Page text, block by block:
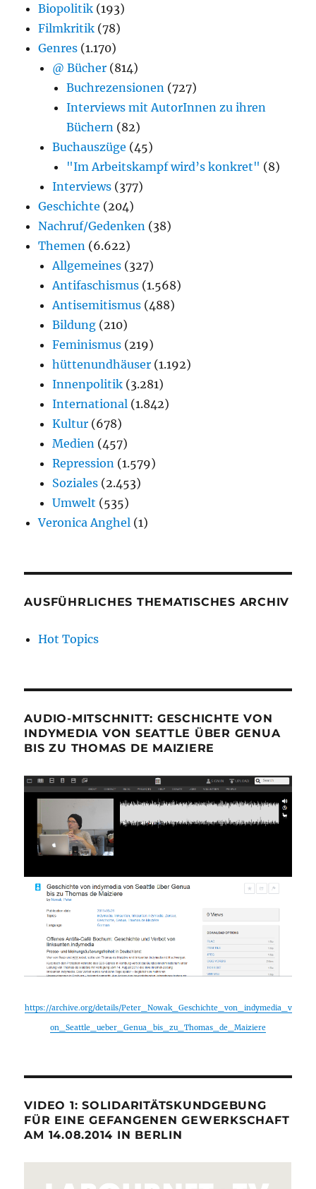
Biopolitik (193)
Filmkritik (78)
Genres (1.170)
@ Bücher (814)
Buchrezensionen (727)
Interviews mit AutorInnen zu ihren
Büchern (82)
Buchauszüge (45)
"Im Arbeitskampf wird’s konkret" (8)
Interviews (377)
Geschichte (204)
Nachruf/Gedenken (38)
Themen (6.622)
Allgemeines (327)
Antifaschismus (1.568)
Antisemitismus (488)
Bildung (210)
Feminismus (219)
hüttenundhäuser (1.192)
Innenpolitik (3.281)
International (1.842)
Kultur (678)
Medien (457)
Repression (1.579)
Soziales (2.453)
Umwelt (535)
Veronica Anghel (1)
AUSFÜHRLICHES THEMATISCHES ARCHIV
Hot Topics
AUDIO-MITSCHNITT: GESCHICHTE VON
INDYMEDIA VON SEATTLE ÜBER GENUA
BIS ZU THOMAS DE MAIZIERE
https://archive.org/details/Peter_Nowak_Geschichte_von_indymedia_v
on_Seattle_ueber_Genua_bis_zu_Thomas_de_Maiziere
VIDEO 1: SOLIDARITÄTSKUNDGEBUNG
FÜR EINE GEFANGENEN GEWERKSCHAFT
AM 14.08.2014 IN BERLIN